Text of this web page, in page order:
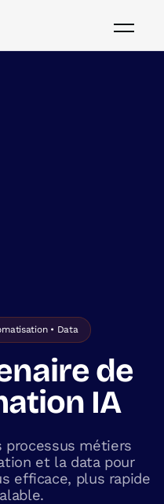
• Data
de
IA
processus métiers
et la data pour
efficace, plus rapide